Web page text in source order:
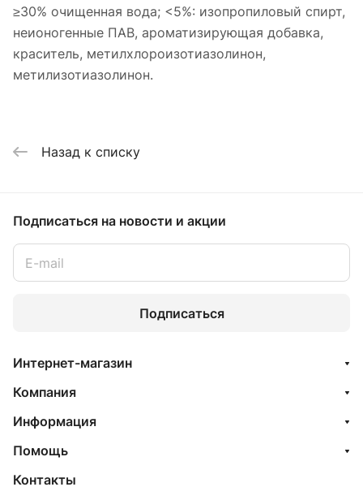
≥30% очищенная вода; <5%: изопропиловый спирт,
неионогенные ПАВ, ароматизирующая добавка,
краситель, метилхлороизотиазолинон,
метилизотиазолинон.
Назад к списку
Подписаться на новости и акции
Подписаться
Интернет-магазин
Компания
Информация
Помощь
Контакты